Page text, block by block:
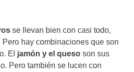
se llevan bien con casi todo,
Pero hay combinaciones que son
El jamón y el queso son sus
Pero también se lucen con